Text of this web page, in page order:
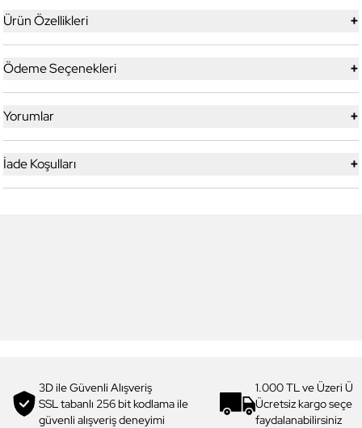
Ürün Özellikleri +
Ödeme Seçenekleri +
Yorumlar +
İade Koşulları +
3D ile Güvenli Alışveriş
SSL tabanlı 256 bit kodlama ile
güvenli alışveriş deneyimi
1.000 TL ve Üzeri
Ücretsiz kargo
faydalanabilirsiniz